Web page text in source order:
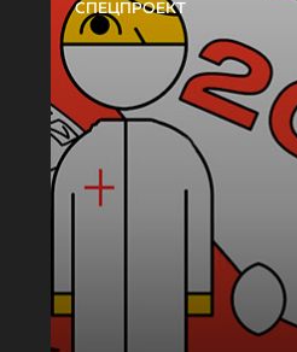
СПЕЦПРОЕКТ